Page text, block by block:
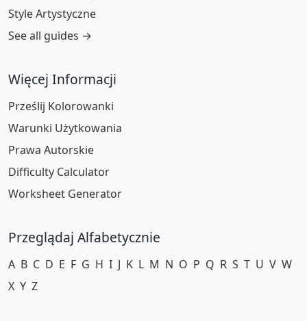
Style Artystyczne
See all guides →
Więcej Informacji
Prześlij Kolorowanki
Warunki Użytkowania
Prawa Autorskie
Difficulty Calculator
Worksheet Generator
Przeglądaj Alfabetycznie
A B C D E F G H I J K L M N O P Q R S T U V W
X Y Z